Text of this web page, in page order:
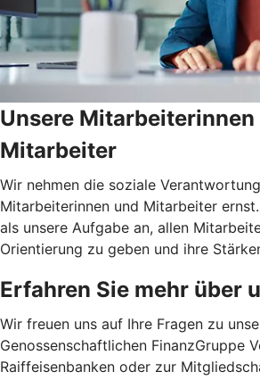
Unsere Mitarbeiterinnen
Mitarbeiter
Wir nehmen die soziale
Mitarbeiterinnen und Mitarbeiter
als unsere Aufgabe an, allen
Orientierung zu geben und ihre
Erfahren Sie mehr über
Wir freuen uns auf Ihre Fragen zu
Genossenschaftlichen FinanzGruppe
Raiffeisenbanken oder zur